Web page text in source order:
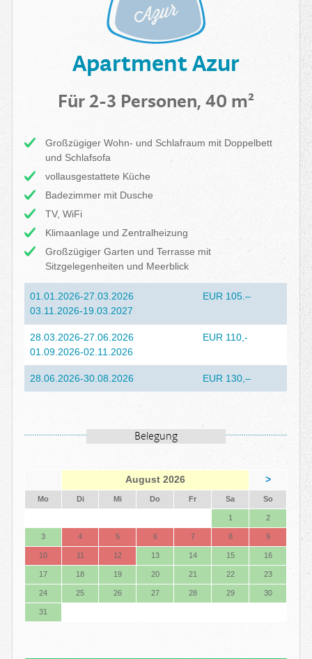
Apartment Azur
Für 2-3 Personen, 40 m²
Großzügiger Wohn- und Schlafraum mit Doppelbett
und Schlafsofa
vollausgestattete Küche
Badezimmer mit Dusche
TV, WiFi
Klimaanlage und Zentralheizung
Großzügiger Garten und Terrasse mit
Sitzgelegenheiten und Meerblick
01.01.2026-27.03.2026
03.11.2026-19.03.2027
EUR 105.–
28.03.2026-27.06.2026
01.09.2026-02.11.2026
EUR 110,-
28.06.2026-30.08.2026 EUR 130,–
Belegung
August 2026 >
Montag Dienstag Mittwoch DonnerstagFreitag Samstag Sonntag
1 2
3 4 5 6 7 8 9
10 11 12 13 14 15 16
17 18 19 20 21 22 23
24 25 26 27 28 29 30
31